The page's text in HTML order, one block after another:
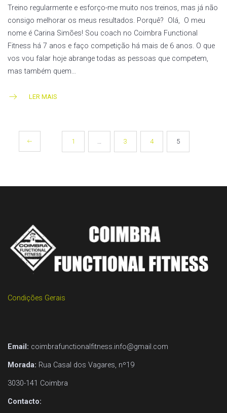
Treino regularmente e esforço-me muito nos treinos, mas já não
consigo melhorar os meus resultados. Porquê? Olá, O meu
nome é Carina Simões! Sou coach no Coimbra Functional
Fitness há 7 anos e faço competição há mais de 6 anos. O que
vos vou falar hoje abrange todas as pessoas que competem,
mas também quem…
LER MAIS
NAVEGAÇÃO
DE
1 … 3 4 5
Condições Gerais
Email: coimbrafunctionalfitness.info@gmail.com
Morada: Rua Casal dos Vagares, nº19
3030-141 Coimbra
Contacto: